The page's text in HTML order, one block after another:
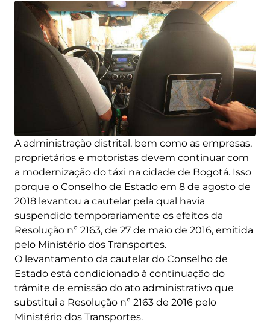
A administração distrital, bem como as empresas,
proprietários e motoristas devem continuar com
a modernização do táxi na cidade de Bogotá. Isso
porque o Conselho de Estado em 8 de agosto de
2018 levantou a cautelar pela qual havia
suspendido temporariamente os efeitos da
Resolução nº 2163, de 27 de maio de 2016, emitida
pelo Ministério dos Transportes.
O levantamento da cautelar do Conselho de
Estado está condicionado à continuação do
trâmite de emissão do ato administrativo que
substitui a Resolução nº 2163 de 2016 pelo
Ministério dos Transportes.